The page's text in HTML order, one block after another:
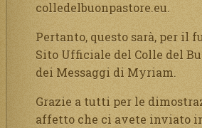
colledelbuonpastore.eu.
Pertanto, questo sarà, per il
Sito Ufficiale del Colle del
dei Messaggi di Myriam.
Grazie a tutti per le
affetto che ci avete inviato